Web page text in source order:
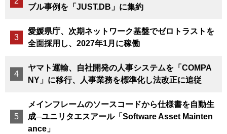
ブル事例を「JUST.DB」に集約
愛媛県庁、次期ネットワーク基盤でゼロトラストを
全面採用し、2027年1月に稼働
ヤマト運輸、自社開発の人事システムを「COMPA
NY」に移行、人事業務を標準化し法改正に追従
メインフレームのソースコードから仕様書を自動生
成─ユニリタエスアール「Software Asset Mainten
ance」